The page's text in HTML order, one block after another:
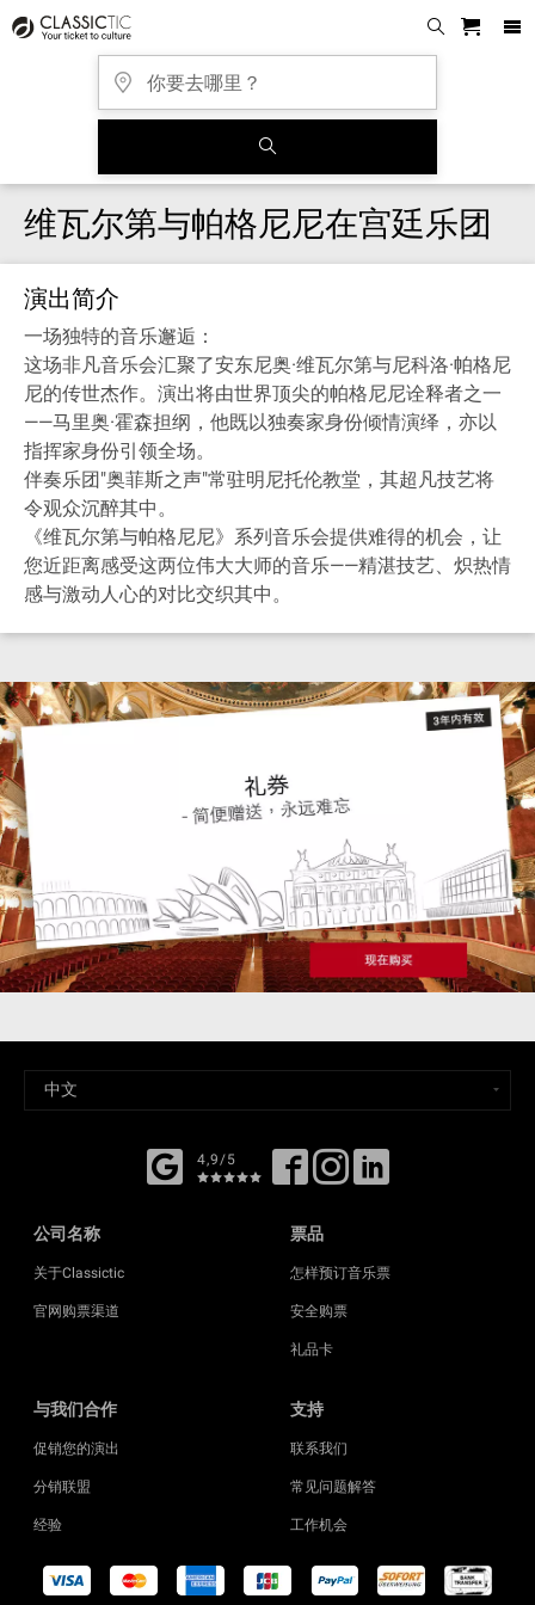
维瓦尔第与帕格尼尼在宫廷乐团
演出简介
一场独特的音乐邂逅：
这场非凡音乐会汇聚了安东尼奥·维瓦尔第与尼科洛·帕格尼
尼的传世杰作。演出将由世界顶尖的帕格尼尼诠释者之一
——马里奥·霍森担纲，他既以独奏家身份倾情演绎，亦以
指挥家身份引领全场。
伴奏乐团"奥菲斯之声"常驻明尼托伦教堂，其超凡技艺将
令观众沉醉其中。
《维瓦尔第与帕格尼尼》系列音乐会提供难得的机会，让
您近距离感受这两位伟大大师的音乐——精湛技艺、炽热情
感与激动人心的对比交织其中。
4,9/5
公司名称
关于Classictic
官网购票渠道
票品
怎样预订音乐票
安全购票
礼品卡
与我们合作
促销您的演出
分销联盟
经验
支持
联系我们
常见问题解答
工作机会